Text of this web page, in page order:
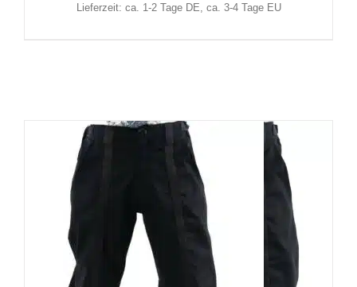
Lieferzeit: ca. 1-2 Tage DE, ca. 3-4 Tage EU